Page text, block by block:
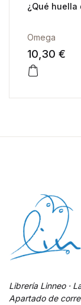
¿Qué huella
Omega
10,30 €
Librería Linneo ·
Apartado de